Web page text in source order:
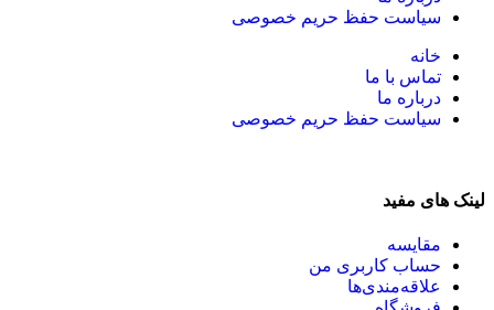
سیاست حفظ حریم خصوصی
خانه
تماس با ما
درباره ما
سیاست حفظ حریم خصوصی
لینک های مفید
مقایسه
حساب کاربری من
علاقه‌مندی‌ها